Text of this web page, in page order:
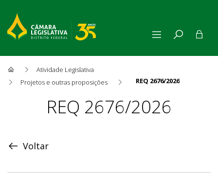
Atividade Legislativa
Projetos e outras proposições
REQ 2676/2026
ProposiçãoREQ 2676/2026
Voltar